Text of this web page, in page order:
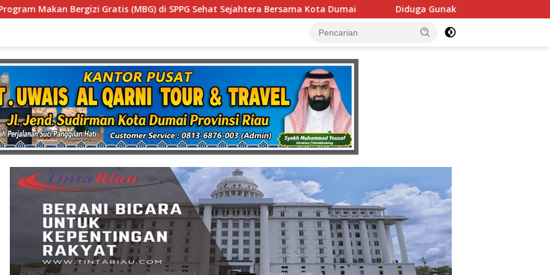
di SPPG Sehat Sejahtera Bersama Kota Dumai Diduga Gunakan Fasilitas Negara Tanpa Izin DPMPTSP,